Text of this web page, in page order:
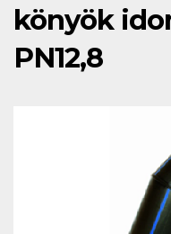
könyök
PN12,8